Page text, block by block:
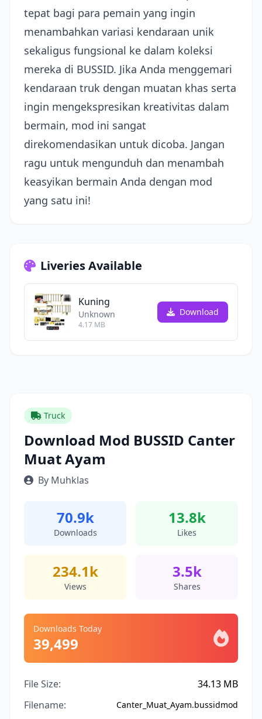
tepat bagi para pemain yang ingin
menambahkan variasi kendaraan unik
sekaligus fungsional ke dalam koleksi
mereka di BUSSID. Jika Anda menggemari
kendaraan truk dengan muatan khas serta
ingin mengekspresikan kreativitas dalam
bermain, mod ini sangat
direkomendasikan untuk dicoba. Jangan
ragu untuk mengunduh dan menambah
keasyikan bermain Anda dengan mod
yang satu ini!
Liveries Available
Kuning
Unknown
4.17 MB
Download
Truck
Download Mod BUSSID Canter
Muat Ayam
By Muhklas
70.9k
Downloads
13.8k
Likes
234.1k
Views
3.5k
Shares
Downloads Today
39,499
File Size:
34.13 MB
Filename:
Canter_Muat_Ayam.bussidmod